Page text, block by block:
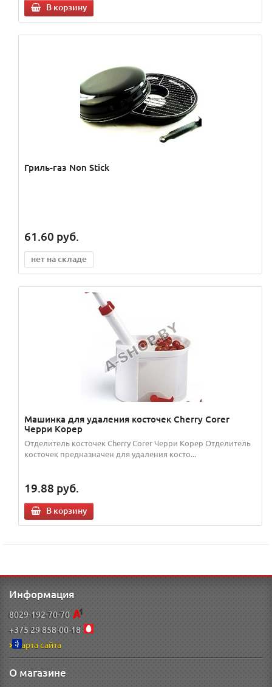
В корзину
Гриль-газ Non Stick
61.60 руб.
нет на складе
Машинка для удаления косточек Cherry Corer
Черри Корер
Отделитель косточек Cherry Corer Черри Корер Отделитель
косточек предназначен для удаления косто...
19.88 руб.
В корзину
Информация
8029-192-70-70
+375 29 858-00-18
Карта сайта
О магазине